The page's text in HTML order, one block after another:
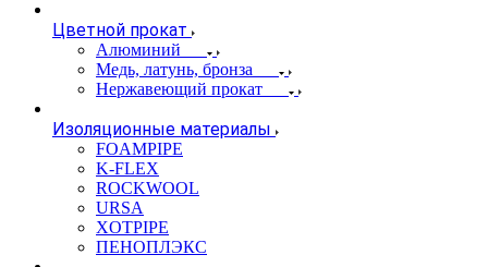
Цветной прокат
Алюминий
Медь, латунь, бронза
Нержавеющий прокат
Изоляционные материалы
FOAMPIPE
K-FLEX
ROCKWOOL
URSA
XOTPIPE
ПЕНОПЛЭКС